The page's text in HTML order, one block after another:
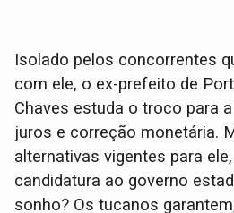
Isolado pelos concorrentes
com ele, o ex-prefeito de
Chaves estuda o troco para
juros e correção monetária.
alternativas vigentes para
candidatura ao governo
sonho? Os tucanos